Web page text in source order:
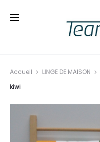
Accueil LINGE DE MAISON
kiwi